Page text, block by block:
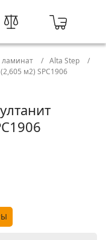
Alta Step
м2) SPC1906